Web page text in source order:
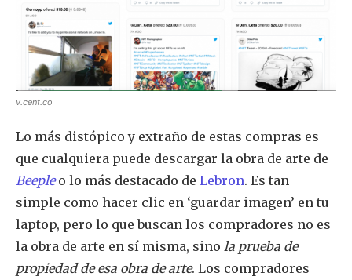
v.cent.co
Lo más distópico y extraño de estas compras es
que cualquiera puede descargar la obra de arte de
Beepleo lo más destacado de Lebron. Es tan
simple como hacer clic en ‘guardar imagen’ en tu
laptop, pero lo que buscan los compradores no es
la obra de arte en sí misma, sino la prueba de
propiedad de esa obra de arte. Los compradores